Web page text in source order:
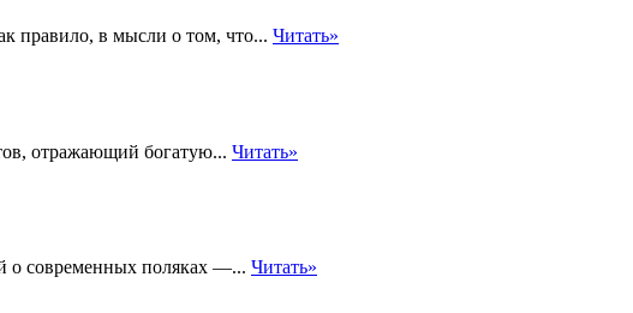
правило, в мысли о том, что... Читать»
отражающий богатую... Читать»
о современных поляках —... Читать»